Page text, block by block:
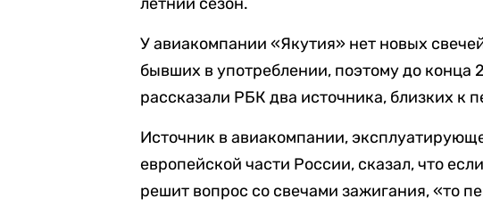
У авиакомпании «Якутия» нет новых
бывших в употреблении, поэтому до конца
рассказали РБК два источника, близких к
Источник в авиакомпании,
европейской части России, сказал, что
решит вопрос со свечами зажигания, «то